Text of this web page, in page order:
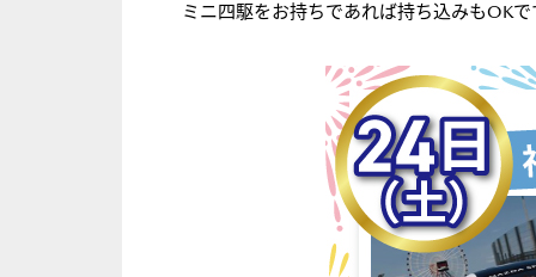
ミニ四駆をお持ちであれば持ち込みもOKで